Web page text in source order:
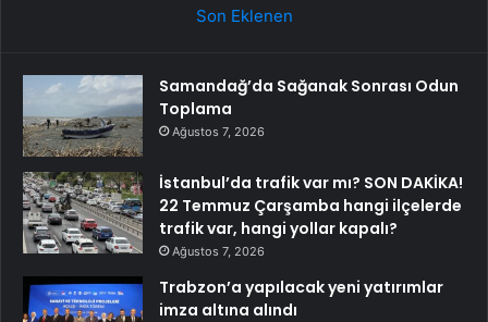
Son Eklenen
Samandağ’da Sağanak Sonrası Odun
Toplama
Ağustos 7, 2026
İstanbul’da trafik var mı? SON DAKİKA!
22 Temmuz Çarşamba hangi ilçelerde
trafik var, hangi yollar kapalı?
Ağustos 7, 2026
Trabzon’a yapılacak yeni yatırımlar
imza altına alındı